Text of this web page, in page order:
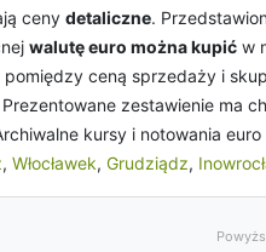
ceny detaliczne.
walutę euro można kupić w
pomiędzy ceną sprzedaży i
Prezentowane zestawienie ma
kursy i notowania
, Włocławek, Grudziądz,